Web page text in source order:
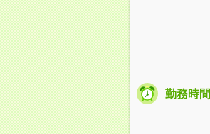
勤務時間